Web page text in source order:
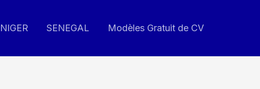
NIGER SENEGAL Modèles Gratuit de CV